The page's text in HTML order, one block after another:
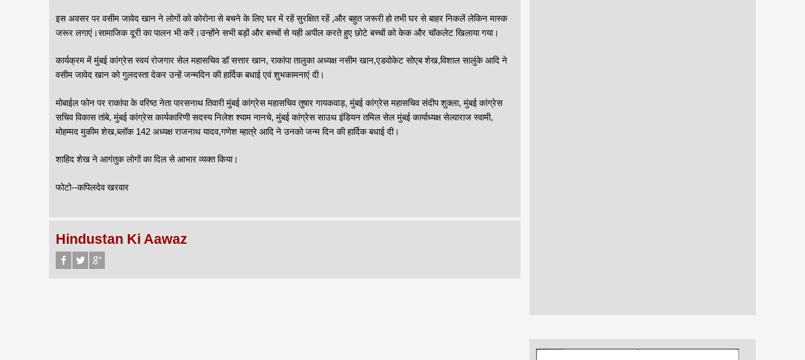
इस अवसर पर वसीम जावेद खान ने लोगों को कोरोना से बचने के लिए घर में रहें सुरक्षित रहें ,और बहुत जरूरी हो तभी घर से बाहर निकलें लेकिन मास्क
जरूर लगाएं।सामाजिक दूरी का पालन भी करें।उन्होंने सभी बड़ों और बच्चों से यही अपील करते हुए छोटे बच्चों को केक और चॉकलेट खिलाया गया।
कार्यक्रम में मुंबई कांग्रेस स्वयं रोजगार सेल महासचिव डॉ सत्तार खान, राकांपा तालुका अध्यक्ष नसीम खान,एडवोकेट सोएब शेख,विशाल सालुंके आदि ने
वसीम जावेद खान को गुलदस्ता देकर उन्हें जन्मदिन की हार्दिक बधाई एवं शुभकामनाएं दी।
मोबाईल फोन पर राकांपा के वरिष्ठ नेता पारसनाथ तिवारी मुंबई कांग्रेस महासचिव तुषार गायकवाड़, मुंबई कांग्रेस महासचिव संदीप शुक्ला, मुंबई कांग्रेस
सचिव विकास तांबे, मुंबई कांग्रेस कार्यकारिणी सदस्य निलेश श्याम नानचे, मुंबई कांग्रेस साउथ इंडियन तमिल सेल मुंबई कार्याध्यक्ष सेल्वाराज स्वामी,
मोहम्मद मुकीम शेख,ब्लॉक 142 अध्यक्ष राजनाथ यादव,गणेश म्हात्रे आदि ने उनको जन्म दिन की हार्दिक बधाई दी।
शाहिद शेख ने आगंतुक लोगों का दिल से आभार व्यक्त किया।
फोटो--कपिलदेव खरवार
Hindustan Ki Aawaz